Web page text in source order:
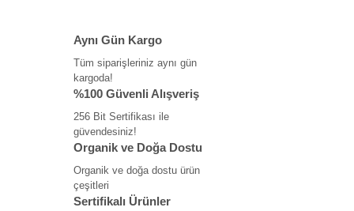
Aynı Gün Kargo
Tüm siparişleriniz aynı gün
kargoda!
%100 Güvenli Alışveriş
256 Bit Sertifikası ile
güvendesiniz!
Organik ve Doğa Dostu
Organik ve doğa dostu ürün
çeşitleri
Sertifikalı Ürünler